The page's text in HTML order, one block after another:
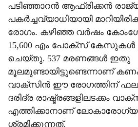
പടിഞ്ഞാറന്‍ ആഫ്രിക്കന്‍
പകര്‍ച്ചവ്യാധിയായി
രോഗം. കഴിഞ്ഞ വര്‍ഷം
15,600 എം പോക്‌സ് കേസുകള്‍
ചെയ്തു. 537 മരണങ്ങള്‍ ഇതു
മൂലമുണ്ടായിട്ടുണ്ടെന്നാണ്
വാക്‌സിന്‍ ഈ രോഗത്തിന്
ദരിദ്ര രാഷ്ട്രങ്ങളിലടക്കം
എത്തിക്കാനാണ്
ശ്രമിക്കുന്നത്.